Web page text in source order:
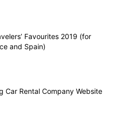
Favourites 2019 (for
and Spain)
Car Rental Company Website